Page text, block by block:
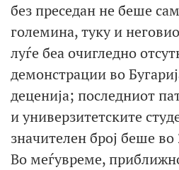
без преседан не беше
големина, туку и
луѓе беа очигледно
демонстрации во
деценија; последниот
и универзитетските
значителен број беше
Во меѓувреме,